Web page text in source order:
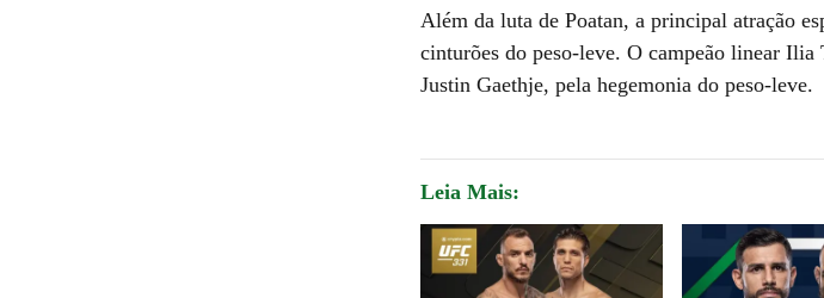
Além da luta de Poatan, a principal atração
cinturões do peso-leve. O campeão linear Ilia
Justin Gaethje, pela hegemonia do peso-leve.
Leia Mais: